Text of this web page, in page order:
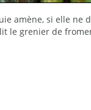
amène, si elle ne
le grenier de